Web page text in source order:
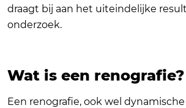
draagt bij aan het uiteindelijke
onderzoek.
Wat is een renografie?
Een renografie, ook wel